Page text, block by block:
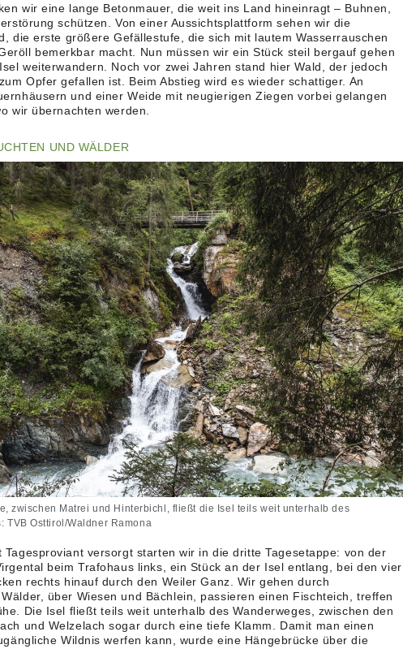
wir eine lange Betonmauer, die weit ins Land hineinragt – Buhnen,
schützen. Von einer Aussichtsplattform sehen wir die
die erste größere Gefällestufe, die sich mit lautem Wasserrauschen
bemerkbar macht. Nun müssen wir ein Stück steil bergauf gehen
weiterwandern. Noch vor zwei Jahren stand hier Wald, der jedoch
Opfer gefallen ist. Beim Abstieg wird es wieder schattiger. An
und einer Weide mit neugierigen Ziegen vorbei gelangen
wir übernachten werden.
UND WÄLDER
zwischen Matrei und Hinterbichl, fließt die Isel teils weit unterhalb des
TVB Osttirol/Waldner Ramona
Tagesproviant versorgt starten wir in die dritte Tagesetappe: von der
beim Trafohaus links, ein Stück an der Isel entlang, bei den vier
rechts hinauf durch den Weiler Ganz. Wir gehen durch
über Wiesen und Bächlein, passieren einen Fischteich, treffen
Die Isel fließt teils weit unterhalb des Wanderweges, zwischen den
und Welzelach sogar durch eine tiefe Klamm. Damit man einen
Wildnis werfen kann, wurde eine Hängebrücke über die